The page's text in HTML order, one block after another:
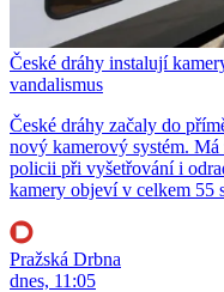
České dráhy instalují
vandalismus
České dráhy začaly do
nový kamerový systém.
policii při vyšetřování i
kamery objeví v celkem 55
Pražská Drbna
dnes, 11:05